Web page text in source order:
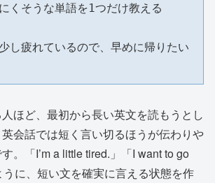
くそうな単語を1つだけ教える
し疲れているので、早めに帰りたい
ほど、最初から長い英文を読もうとし
会話では短く言い切るほうが伝わりや
。「I’m a little tired.」「I want to go
に、短い文を確実に言える状態を作